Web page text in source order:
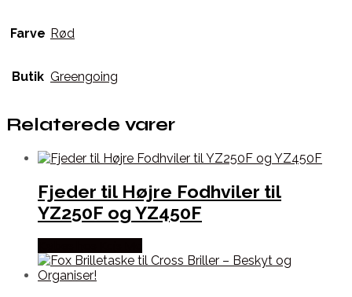
Farve Rød
Butik Greengoing
Relaterede varer
Fjeder til Højre Fodhviler til
YZ250F og YZ450F